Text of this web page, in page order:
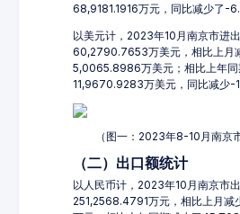
68,9181.1916万元，同比减少了-
以美元计，2023年10月南京市进
60,2790.7653万美元，相比上月
5,0065.8986万美元；相比上年同
11,9670.9283万美元，同比减少-
（图一：2023年8-10月南京
（二）出口额统计
以人民币计，2023年10月南京市
251,2568.4791万元，相比上月